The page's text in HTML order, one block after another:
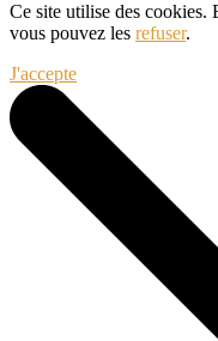
Ce site utilise des cookies.
vous pouvez les refuser.
J'accepte